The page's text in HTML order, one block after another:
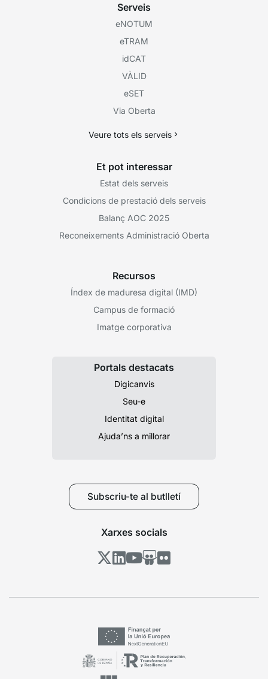
Serveis
eNOTUM
eTRAM
idCAT
VÀLID
eSET
Via Oberta
Veure tots els serveis
Et pot interessar
Estat dels serveis
Condicions de prestació dels serveis
Balanç AOC 2025
Reconeixements Administració Oberta
Recursos
Índex de maduresa digital (IMD)
Campus de formació
Imatge corporativa
Portals destacats
Digicanvis
Seu-e
Identitat digital
Ajuda’ns a millorar
Subscriu-te al butlletí
Xarxes socials